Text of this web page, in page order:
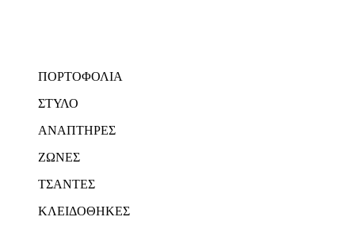
ΠΟΡΤΟΦΟΛΙΑ
ΣΤΥΛΟ
ΑΝΑΠΤΗΡΕΣ
ΖΩΝΕΣ
ΤΣΑΝΤΕΣ
ΚΛΕΙΔΟΘΗΚΕΣ